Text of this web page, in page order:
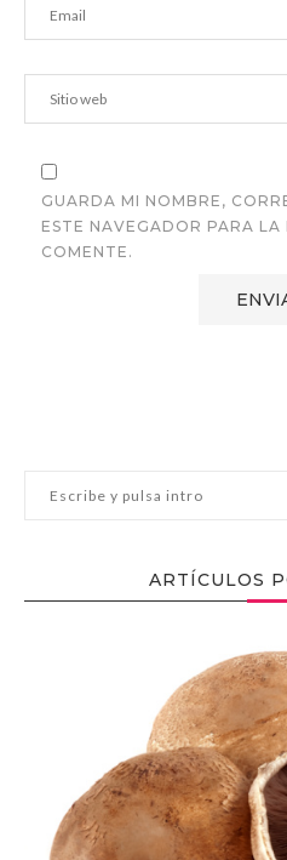
GUARDA MI NOMBRE,
ESTE NAVEGADOR PARA
COMENTE.
ARTÍCULOS